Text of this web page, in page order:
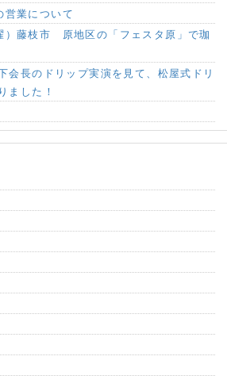
営業について
）藤枝市 原地区の「フェスタ原」で珈
会長のドリップ実演を見て、松屋式ドリ
ました！